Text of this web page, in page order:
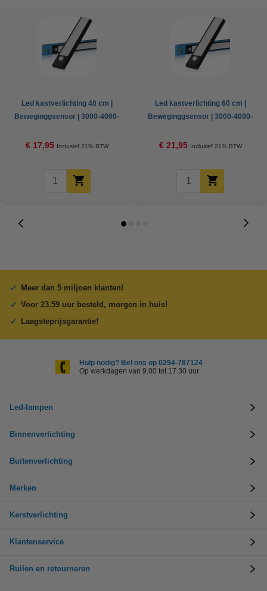
Led kastverlichting 40 cm |
Beweginggsensor | 3000-4000-
€ 17,95 Inclusief 21% BTW
Led kastverlichting 60 cm |
Beweginggsensor | 3000-4000-
€ 21,95 Inclusief 21% BTW
Meer dan 5 miljoen klanten!
Voor 23.59 uur besteld, morgen in huis!
Laagsteprijsgarantie!
Hulp nodig? Bel ons op 0294-787124
Op werkdagen van 9.00 tot 17.30 uur
Led-lampen
Binnenverlichting
Buitenverlichting
Merken
Kerstverlichting
Klantenservice
Ruilen en retourneren